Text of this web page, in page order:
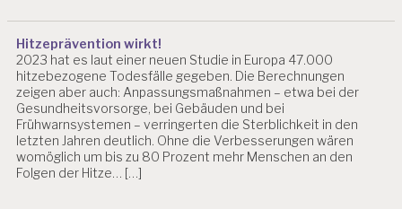
Hitzeprävention wirkt!
2023 hat es laut einer neuen Studie in Europa 47.000
hitzebezogene Todesfälle gegeben. Die Berechnungen
zeigen aber auch: Anpassungsmaßnahmen – etwa bei der
Gesundheitsvorsorge, bei Gebäuden und bei
Frühwarnsystemen – verringerten die Sterblichkeit in den
letzten Jahren deutlich. Ohne die Verbesserungen wären
womöglich um bis zu 80 Prozent mehr Menschen an den
Folgen der Hitze… […]